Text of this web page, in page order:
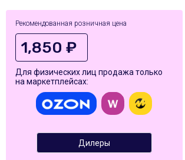
Рекомендованная розничная цена
1,850 ₽
Для физических лиц продажа только
на маркетплейсах:
Дилеры